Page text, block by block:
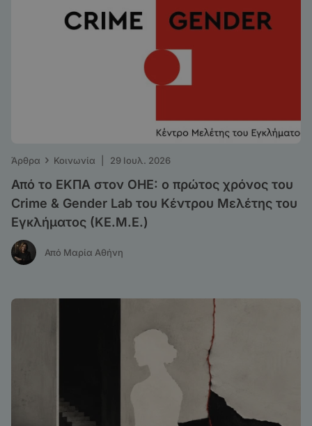
Άρθρα › Κοινωνία 29 Ιουλ. 2026
Από το ΕΚΠΑ στον ΟΗΕ: o πρώτος χρόνος του
Crime & Gender Lab του Κέντρου Μελέτης του
Εγκλήματος (ΚΕ.Μ.Ε.)
Από Μαρία Αθήνη